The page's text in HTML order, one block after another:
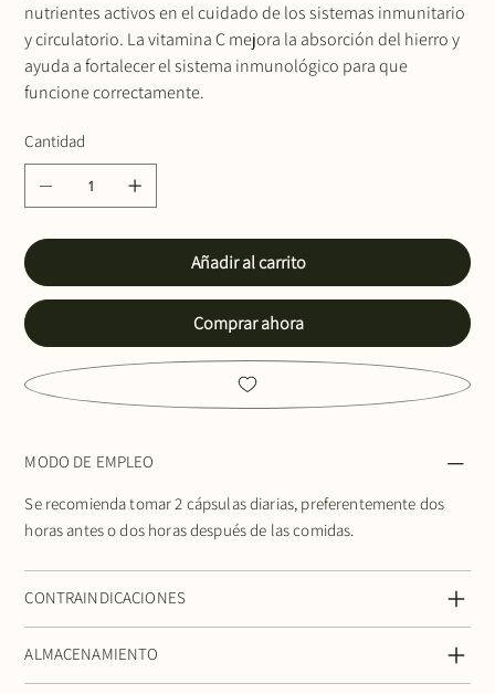
nutrientes activos en el cuidado de los sistemas inmunitario
y circulatorio. La vitamina C mejora la absorción del hierro y
ayuda a fortalecer el sistema inmunológico para que
funcione correctamente.
Cantidad
Añadir al carrito
Comprar ahora
MODO DE EMPLEO
Se recomienda tomar 2 cápsulas diarias, preferentemente dos
horas antes o dos horas después de las comidas.
CONTRAINDICACIONES
ALMACENAMIENTO